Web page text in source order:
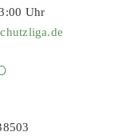
Uhr